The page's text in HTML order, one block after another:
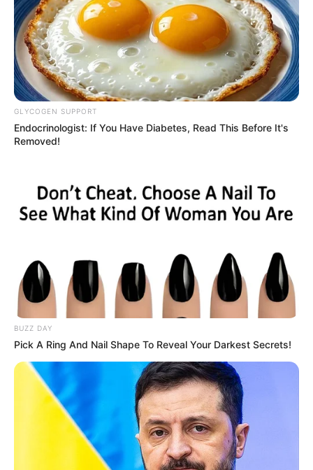
GLYCOGEN SUPPORT
Endocrinologist: If You Have Diabetes, Read This Before It's
Removed!
BUZZ DAY
Pick A Ring And Nail Shape To Reveal Your Darkest Secrets!